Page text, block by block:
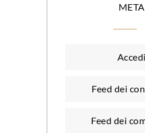
META
Accedi
Feed dei
Feed dei